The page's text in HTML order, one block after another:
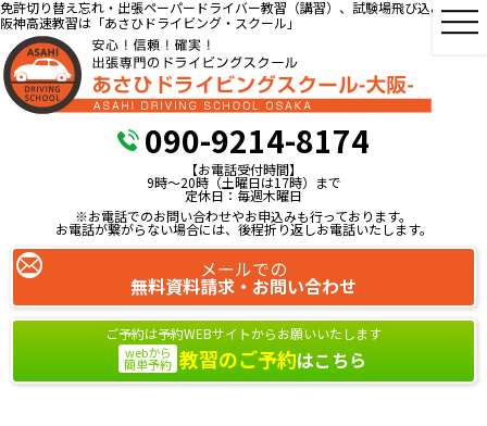
免許切り替え忘れ・出張ペーパードライバー教習（講習）、試験場飛び込み教習、
阪神高速教習は「あさひドライビング・スクール」
090-9214-8174
【お電話受付時間】
9時～20時（土曜日は17時）まで
定休日：毎週木曜日
※お電話でのお問い合わせやお申込みも行っております。
お電話が繋がらない場合には、後程折り返しお電話いたします。
メールでの
無料資料請求・お問い合わせ
ご予約は予約WEBサイトからお願いいたします
webから
簡単予約 教習のご予約はこちら